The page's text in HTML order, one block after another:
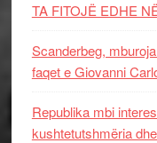
TA FITOJË EDHE
Scanderbeg,
faqet e Giovanni
Republika mbi
kushtetutshmëria